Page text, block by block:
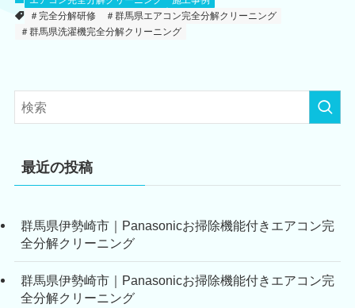
＃完全分解研修
＃群馬県エアコン完全分解クリーニング
＃群馬県洗濯機完全分解クリーニング
最近の投稿
群馬県伊勢崎市｜Panasonicお掃除機能付きエアコン完
全分解クリーニング
群馬県伊勢崎市｜Panasonicお掃除機能付きエアコン完
全分解クリーニング